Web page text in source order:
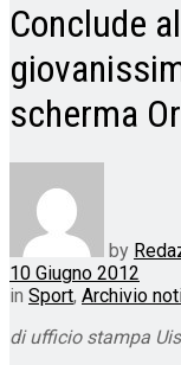
Conclude
scherma
by
10 Giugno 2012
in Sport, Archivio
di ufficio stampa